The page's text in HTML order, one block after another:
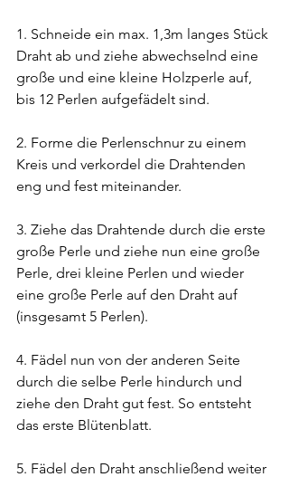
1. Schneide ein max. 1,3m langes Stück
Draht ab und ziehe abwechselnd eine
große und eine kleine Holzperle auf,
bis 12 Perlen aufgefädelt sind.
2. Forme die Perlenschnur zu einem
Kreis und verkordel die Drahtenden
eng und fest miteinander.
3. Ziehe das Drahtende durch die erste
große Perle und ziehe nun eine große
Perle, drei kleine Perlen und wieder
eine große Perle auf den Draht auf
(insgesamt 5 Perlen).
4. Fädel nun von der anderen Seite
durch die selbe Perle hindurch und
ziehe den Draht gut fest. So entsteht
das erste Blütenblatt.
5. Fädel den Draht anschließend weiter